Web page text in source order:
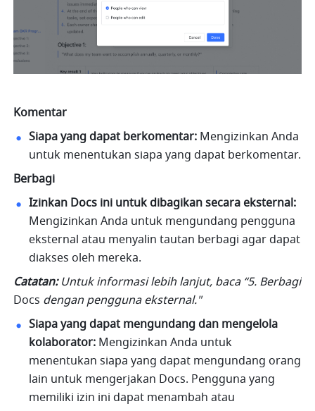
Komentar
Siapa yang dapat berkomentar: Mengizinkan Anda
untuk menentukan siapa yang dapat berkomentar.
Berbagi
Mengizinkan Anda untuk mengundang pengguna
eksternal atau menyalin tautan berbagi agar dapat
diakses oleh mereka.
Catatan:
Untuk informasi lebih lanjut, baca “5. Berbagi
Docs dengan pengguna eksternal."
Siapa yang dapat mengundang dan mengelola
kolaborator: Mengizinkan Anda untuk
menentukan siapa yang dapat mengundang orang
lain untuk mengerjakan Docs. Pengguna yang
memiliki izin ini dapat menambah atau